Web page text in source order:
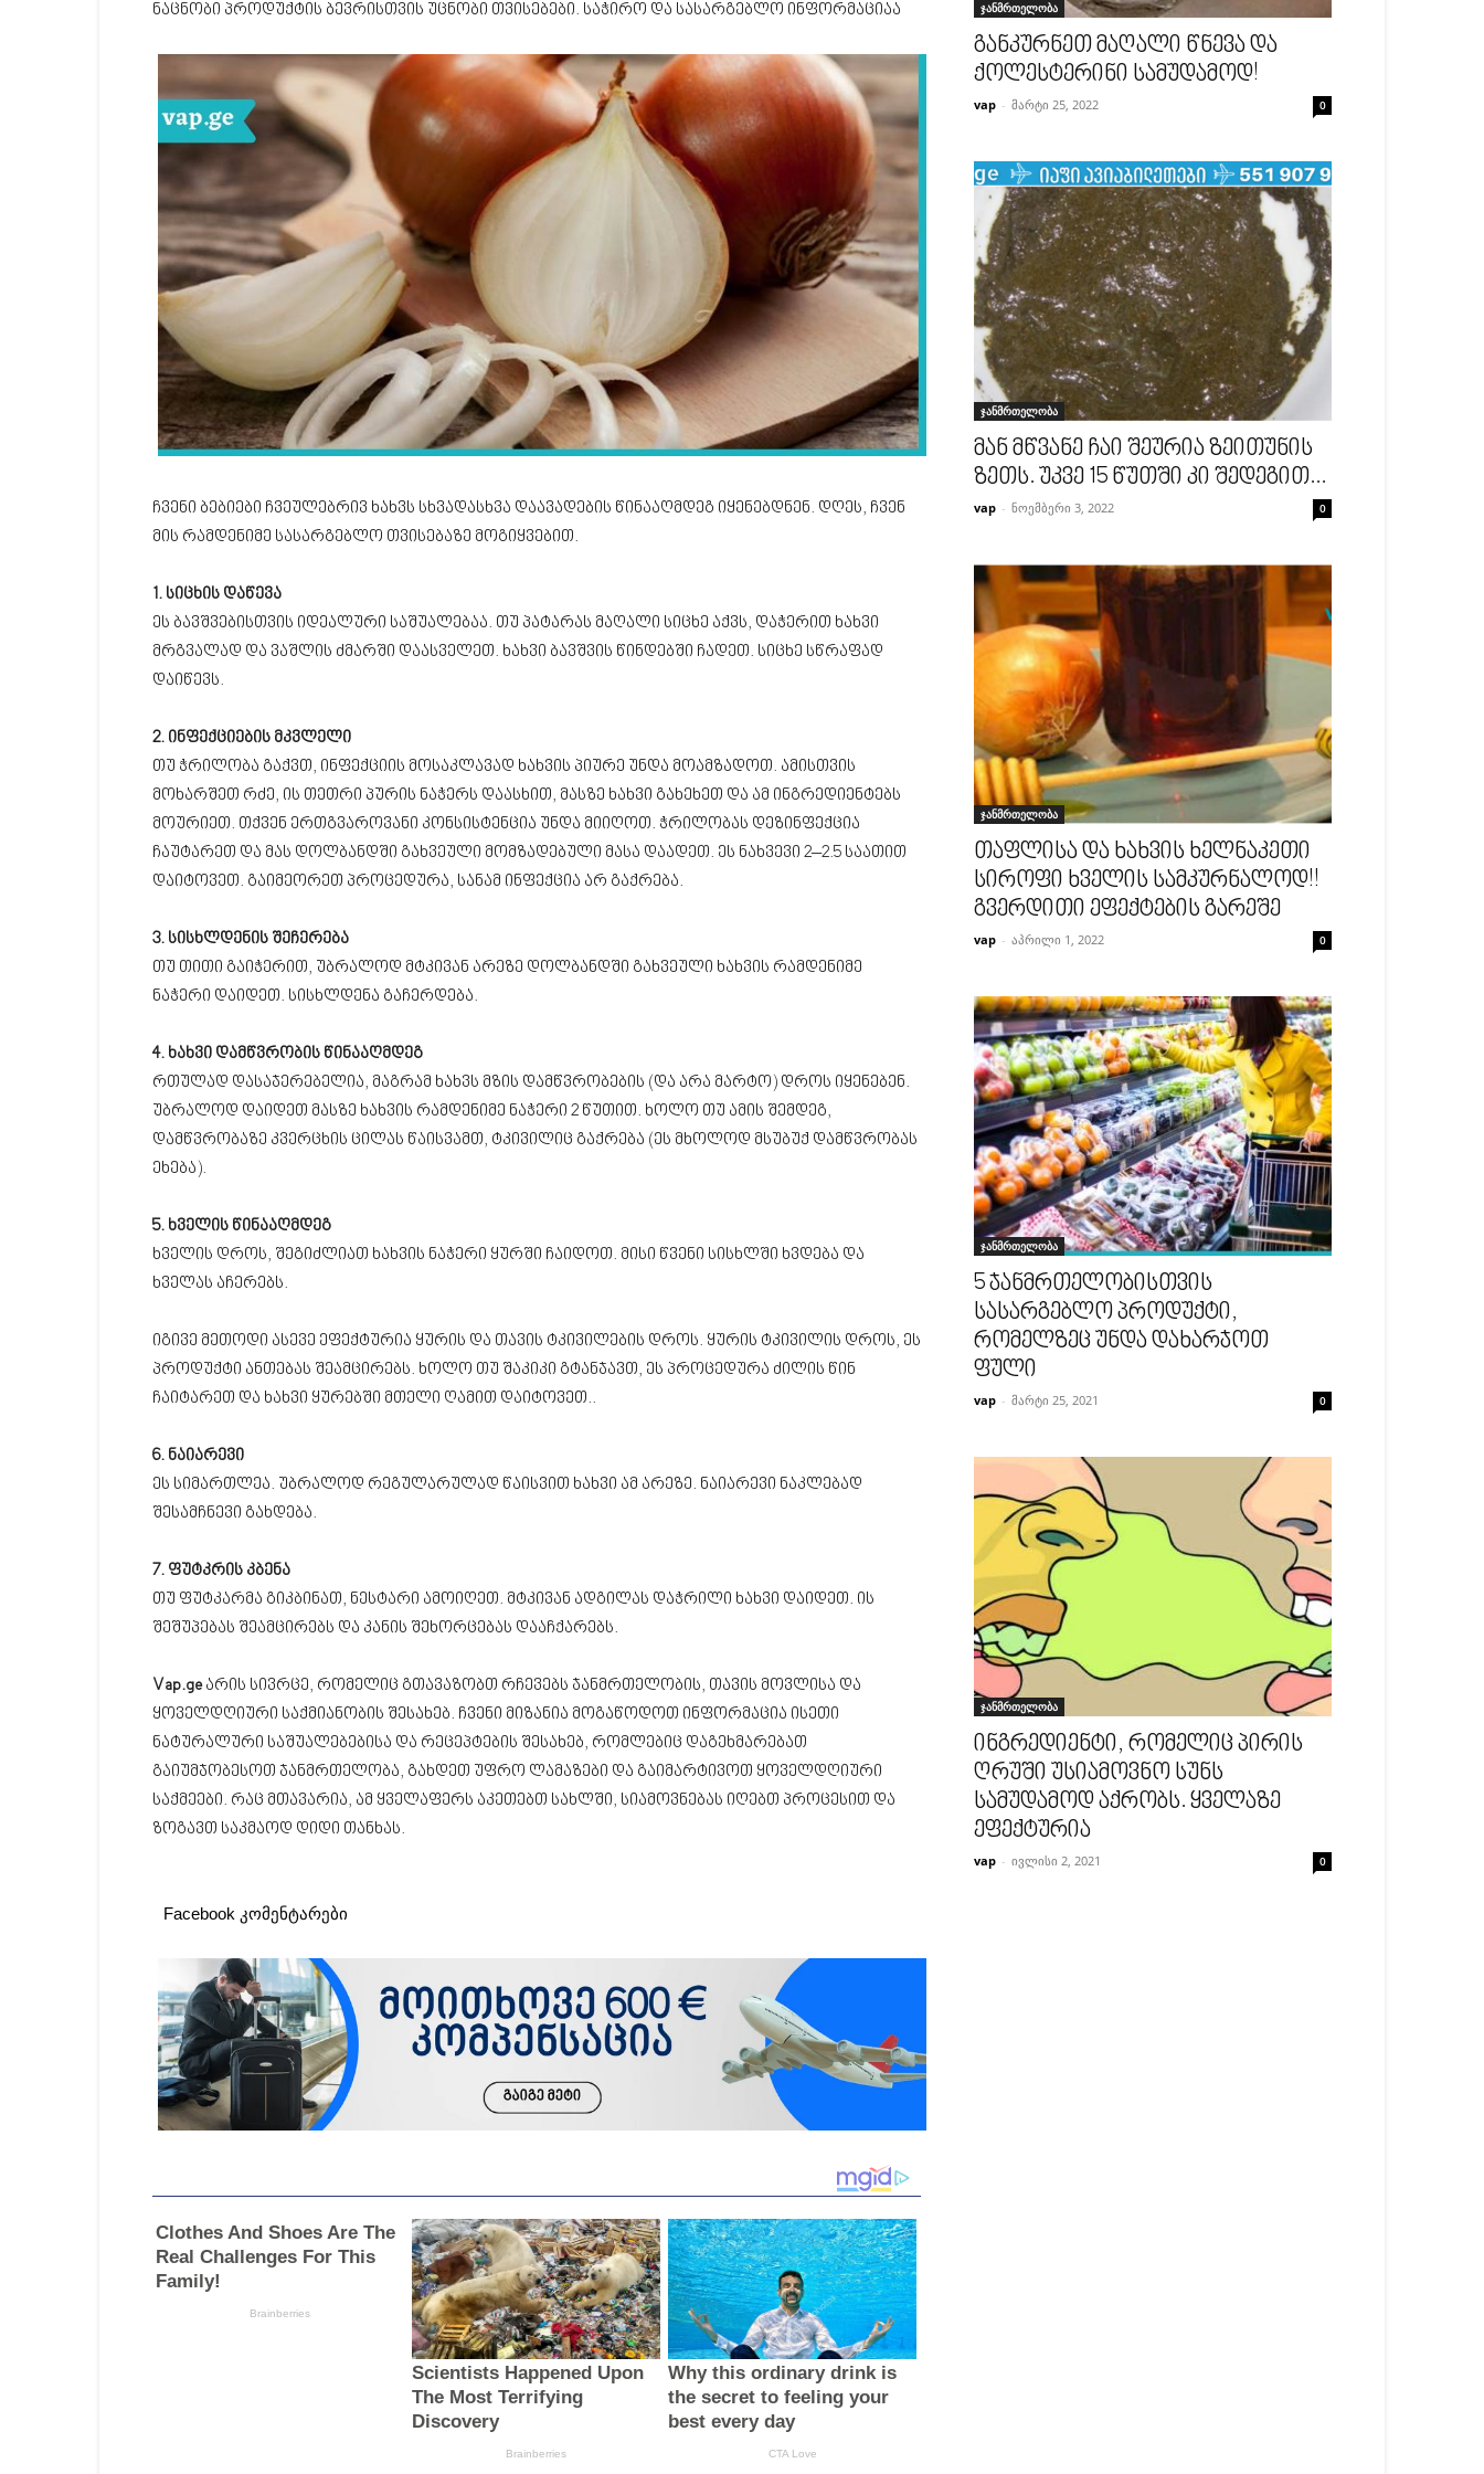
ნაცნობი პროდუქტის ბევრისთვის უცნობი თვისებები. საჭირო და სასარგებლო ინფორმაციაა
ჩვენი ბებიები ჩვეულებრივ ხახვს სხვადასხვა დაავადების წინააღმდეგ იყენებდნენ. დღეს, ჩვენ
მის რამდენიმე სასარგებლო თვისებაზე მოგიყვებით.
1. სიცხის დაწევა
ეს ბავშვებისთვის იდეალური საშუალებაა. თუ პატარას მაღალი სიცხე აქვს, დაჭერით ხახვი
მრგვალად და ვაშლის ძმარში დაასველეთ. ხახვი ბავშვის წინდებში ჩადეთ. სიცხე სწრაფად
დაიწევს.
2. ინფექციების მკვლელი
თუ ჭრილობა გაქვთ, ინფექციის მოსაკლავად ხახვის პიურე უნდა მოამზადოთ. ამისთვის
მოხარშეთ რძე, ის თეთრი პურის ნაჭერს დაასხით, მასზე ხახვი გახეხეთ და ამ ინგრედიენტებს
მოურიეთ. თქვენ ერთგვაროვანი კონსისტენცია უნდა მიიღოთ. ჭრილობას დეზინფექცია
ჩაუტარეთ და მას დოლბანდში გახვეული მომზადებული მასა დაადეთ. ეს ნახვევი 2–2.5 საათით
დაიტოვეთ. გაიმეორეთ პროცედურა, სანამ ინფექცია არ გაქრება.
3. სისხლდენის შეჩერება
თუ თითი გაიჭერით, უბრალოდ მტკივან არეზე დოლბანდში გახვეული ხახვის რამდენიმე
ნაჭერი დაიდეთ. სისხლდენა გაჩერდება.
4. ხახვი დამწვრობის წინააღმდეგ
რთულად დასაჯერებელია, მაგრამ ხახვს მზის დამწვრობების (და არა მარტო) დროს იყენებენ.
უბრალოდ დაიდეთ მასზე ხახვის რამდენიმე ნაჭერი 2 წუთით. ხოლო თუ ამის შემდეგ,
დამწვრობაზე კვერცხის ცილას წაისვამთ, ტკივილიც გაქრება (ეს მხოლოდ მსუბუქ დამწვრობას
ეხება).
5. ხველის წინააღმდეგ
ხველის დროს, შეგიძლიათ ხახვის ნაჭერი ყურში ჩაიდოთ. მისი წვენი სისხლში ხვდება და
ხველას აჩერებს.
იგივე მეთოდი ასევე ეფექტურია ყურის და თავის ტკივილების დროს. ყურის ტკივილის დროს, ეს
პროდუქტი ანთებას შეამცირებს. ხოლო თუ შაკიკი გტანჯავთ, ეს პროცედურა ძილის წინ
ჩაიტარეთ და ხახვი ყურებში მთელი ღამით დაიტოვეთ..
6. ნაიარევი
ეს სიმართლეა. უბრალოდ რეგულარულად წაისვით ხახვი ამ არეზე. ნაიარევი ნაკლებად
შესამჩნევი გახდება.
7. ფუტკრის კბენა
თუ ფუტკარმა გიკბინათ, ნესტარი ამოიღეთ. მტკივან ადგილას დაჭრილი ხახვი დაიდეთ. ის
შეშუპებას შეამცირებს და კანის შეხორცებას დააჩქარებს.
Vap.geარის სივრცე, რომელიც გთავაზობთ რჩევებს ჯანმრთელობის, თავის მოვლისა და
ყოველდღიური საქმიანობის შესახებ. ჩვენი მიზანია მოგაწოდოთ ინფორმაცია ისეთი
ნატურალური საშუალებებისა და რეცეპტების შესახებ, რომლებიც დაგეხმარებათ
გაიუმჯობესოთ ჯანმრთელობა, გახდეთ უფრო ლამაზები და გაიმარტივოთ ყოველდღიური
საქმეები. რაც მთავარია, ამ ყველაფერს აკეთებთ სახლში, სიამოვნებას იღებთ პროცესით და
ზოგავთ საკმაოდ დიდი თანხას.
Facebook კომენტარები
ჯანმრთელობა
განკურნეთ მაღალი წნევა და
ქოლესტერინი სამუდამოდ!
vap - მარტი 25, 2022 0
ჯანმრთელობა
მან მწვანე ჩაი შეურია ზეითუნის
ზეთს. უკვე 15 წუთში კი შედეგით...
vap - ნოემბერი 3, 2022 0
ჯანმრთელობა
თაფლისა და ხახვის ხელნაკეთი
სიროფი ხველის სამკურნალოდ!!
გვერდითი ეფექტების გარეშე
vap - აპრილი 1, 2022 0
ჯანმრთელობა
5 ჯანმრთელობისთვის
სასარგებლო პროდუქტი,
რომელზეც უნდა დახარჯოთ
ფული
vap - მარტი 25, 2021 0
ჯანმრთელობა
ინგრედიენტი, რომელიც პირის
ღრუში უსიამოვნო სუნს
სამუდამოდ აქრობს. ყველაზე
ეფექტურია
vap - ივლისი 2, 2021 0